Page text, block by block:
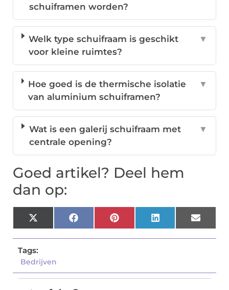
schuiframen worden?
Welk type schuifraam is geschikt
voor kleine ruimtes?
▼
Hoe goed is de thermische isolatie
van aluminium schuiframen?
▼
Wat is een galerij schuifraam met
centrale opening?
▼
Goed artikel? Deel hem
dan op:
X
(Twitter)
FacebookPinterestLinkedInEmail
Tags:
Bedrijven